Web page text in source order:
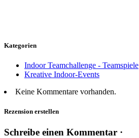
Kategorien
Indoor Teamchallenge - Teamspiele
Kreative Indoor-Events
Keine Kommentare vorhanden.
Rezension erstellen
Schreibe einen Kommentar ·